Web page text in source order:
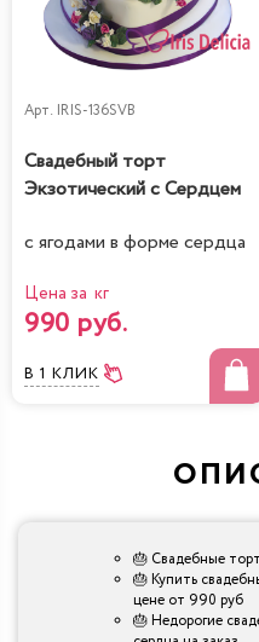
Арт. IRIS-136SVB
Свадебный торт
Экзотический с Сердцем
с ягодами в форме сердца
Цена за кг
990 руб.
В 1 КЛИК
🎂 Свадебные
🎂 Купить
цене от 990 руб
🎂 Недорогие